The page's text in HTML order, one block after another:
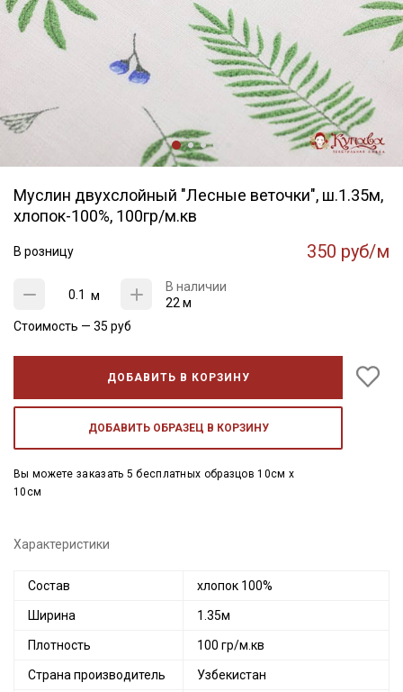
Муслин двухслойный "Лесные веточки", ш.1.35м,
хлопок-100%, 100гр/м.кв
В розницу 350 руб/м
м
В наличии
22 м
Стоимость — 35 руб
ДОБАВИТЬ В КОРЗИНУ
ДОБАВИТЬ ОБРАЗЕЦ В КОРЗИНУ
Вы можете заказать 5 бесплатных образцов 10см x
10см
Характеристики
Состав хлопок 100%
Ширина 1.35м
Плотность 100 гр/м.кв
Страна производитель Узбекистан